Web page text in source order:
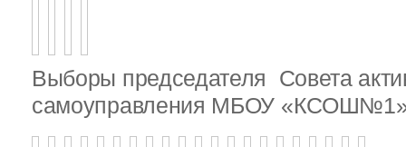
Выборы председателя Совета
самоуправления МБОУ